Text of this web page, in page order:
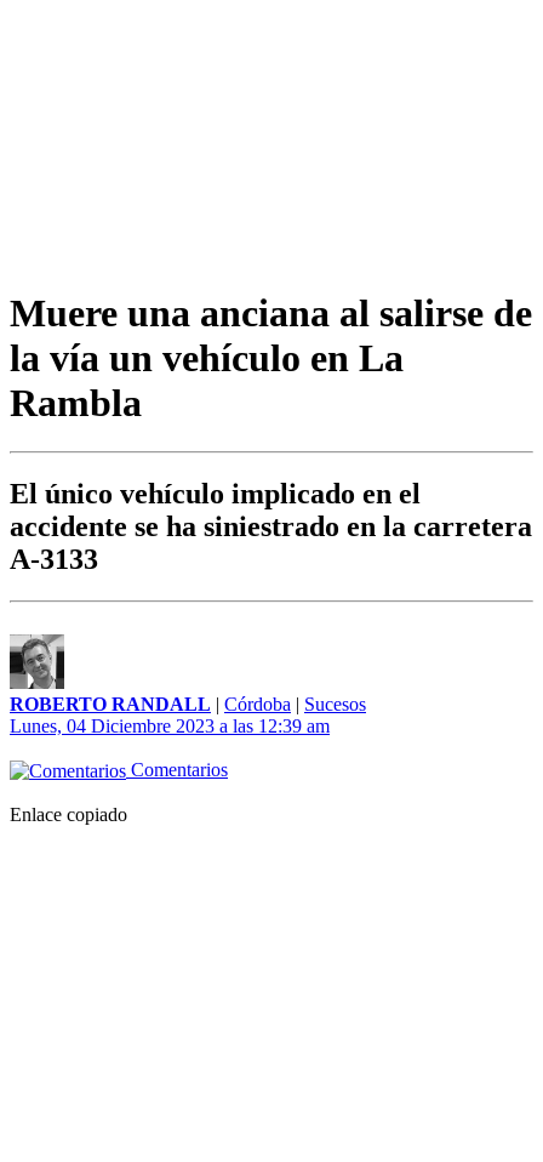
Muere una anciana al salirse de
la vía un vehículo en La
Rambla
El único vehículo implicado en el
accidente se ha siniestrado en la carretera
A-3133
ROBERTO RANDALL | Córdoba | Sucesos
Lunes, 04 Diciembre 2023 a las 12:39 am
Comentarios
Enlace copiado